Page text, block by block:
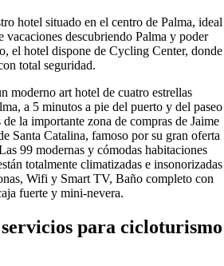
hotel situado en el centro de Palma, ideal
vacaciones descubriendo Palma y poder
el hotel dispone de Cycling Center, donde
total seguridad.
moderno art hotel de cuatro estrellas
a 5 minutos a pie del puerto y del paseo
la importante zona de compras de Jaime
Santa Catalina, famoso por su gran oferta
99 modernas y cómodas habitaciones
totalmente climatizadas e insonorizadas
Wifi y Smart TV, Baño completo con
fuerte y mini-nevera.
para cicloturismo